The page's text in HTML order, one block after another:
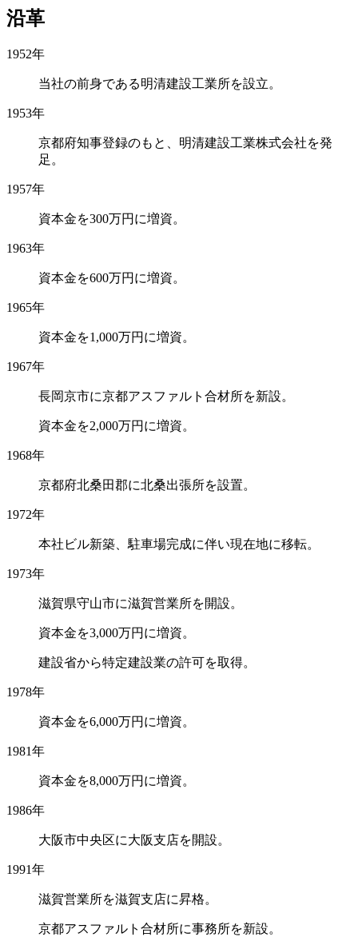
沿革
1952年
当社の前身である明清建設工業所を設立。
1953年
京都府知事登録のもと、明清建設工業株式会社を発
足。
1957年
資本金を300万円に増資。
1963年
資本金を600万円に増資。
1965年
資本金を1,000万円に増資。
1967年
長岡京市に京都アスファルト合材所を新設。
資本金を2,000万円に増資。
1968年
京都府北桑田郡に北桑出張所を設置。
1972年
本社ビル新築、駐車場完成に伴い現在地に移転。
1973年
滋賀県守山市に滋賀営業所を開設。
資本金を3,000万円に増資。
建設省から特定建設業の許可を取得。
1978年
資本金を6,000万円に増資。
1981年
資本金を8,000万円に増資。
1986年
大阪市中央区に大阪支店を開設。
1991年
滋賀営業所を滋賀支店に昇格。
京都アスファルト合材所に事務所を新設。